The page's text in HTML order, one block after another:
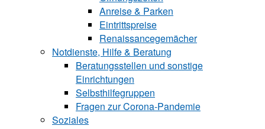
Anreise & Parken
Eintrittspreise
Renaissancegemächer
Notdienste, Hilfe & Be‍ra‍tung
Beratungsstellen und sonstige
Einrichtungen
Selbsthilfegruppen
Fragen zur Corona-Pandemie
Soziales